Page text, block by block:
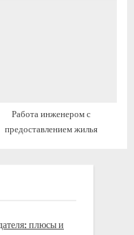
Работа инженером с
предоставлением жилья
плюсы и